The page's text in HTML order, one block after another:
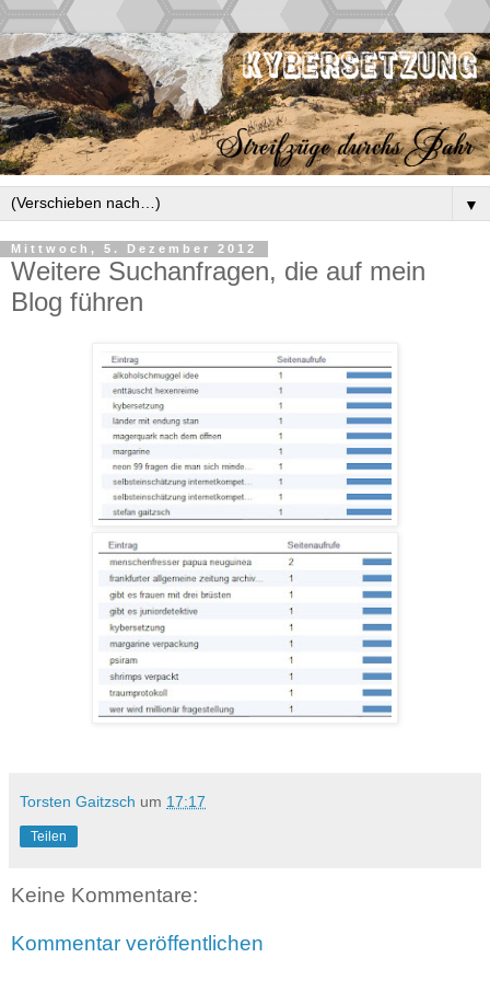
▼
Mittwoch, 5. Dezember 2012
Weitere Suchanfragen, die auf mein
Blog führen
Torsten Gaitzsch um 17:17
Teilen
Keine Kommentare:
Kommentar veröffentlichen